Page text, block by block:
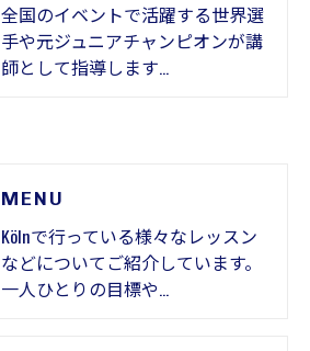
全国のイベントで活躍する世界選
手や元ジュニアチャンピオンが講
師として指導します…
MENU
Kölnで行っている様々なレッスン
などについてご紹介しています。
一人ひとりの目標や…